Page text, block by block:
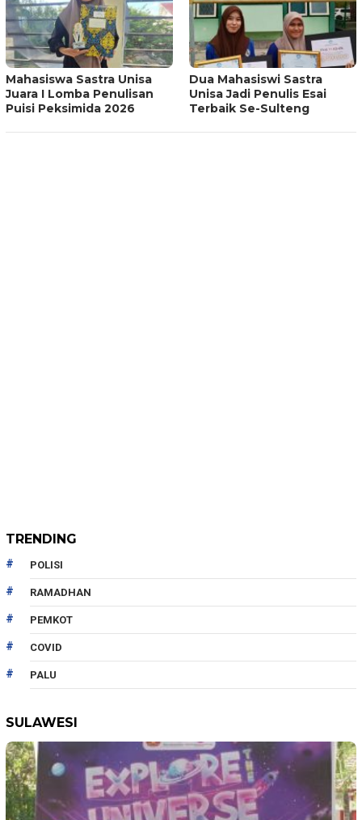
Mahasiswa Sastra Unisa
Juara I Lomba Penulisan
Puisi Peksimida 2026
Dua Mahasiswi Sastra
Unisa Jadi Penulis Esai
Terbaik Se-Sulteng
TRENDING
POLISI
RAMADHAN
PEMKOT
COVID
PALU
SULAWESI